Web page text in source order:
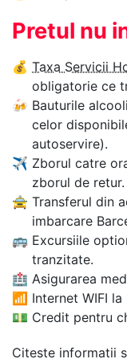
Pretul nu
💰 Taxa Servicii
obligatorie ce
🍻 Bauturile
celor
autoservire).
✈ Zborul catre
zborul de retur.
🚖 Transferul din
imbarcare
🚌 Excursiile
tranzitate.
🏥 Asigurarea
📶 Internet WIFI la
💵 Credit pentru
Citeste informatii